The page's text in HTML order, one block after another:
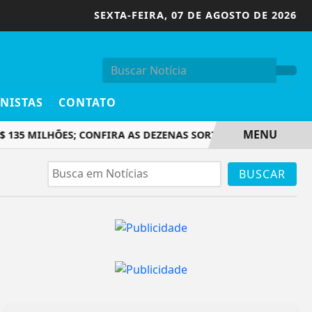
SEXTA-FEIRA, 07 DE AGOSTO DE 2026
CONTATO
MILHÕES; CONFIRA AS DEZENAS SORTEADAS BRASIL
MENU
BUSCAR